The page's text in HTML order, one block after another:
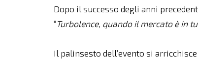
Dopo il successo degli anni
“Turbolence, quando il mercato è in
Il palinsesto dell’evento si arricchisce